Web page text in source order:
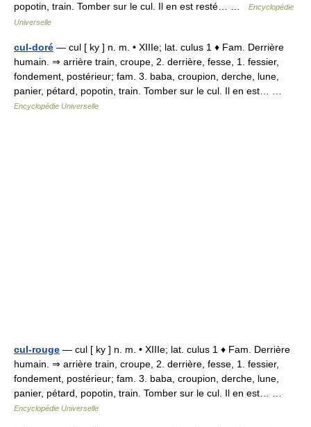
popotin, train. Tomber sur le cul. Il en est resté… …
Encyclopédie
Universelle
cul-doré — cul [ ky ] n. m. • XIIIe; lat. culus 1 ♦ Fam. Derrière
humain. ⇒ arrière train, croupe, 2. derrière, fesse, 1. fessier,
fondement, postérieur; fam. 3. baba, croupion, derche, lune,
panier, pétard, popotin, train. Tomber sur le cul. Il en est… …
Encyclopédie Universelle
cul-rouge — cul [ ky ] n. m. • XIIIe; lat. culus 1 ♦ Fam. Derrière
humain. ⇒ arrière train, croupe, 2. derrière, fesse, 1. fessier,
fondement, postérieur; fam. 3. baba, croupion, derche, lune,
panier, pétard, popotin, train. Tomber sur le cul. Il en est… …
Encyclopédie Universelle